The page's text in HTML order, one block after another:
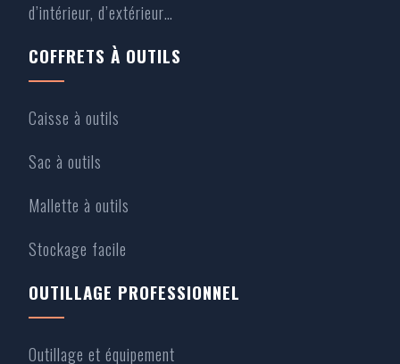
d’intérieur, d’extérieur…
COFFRETS À OUTILS
Caisse à outils
Sac à outils
Mallette à outils
Stockage facile
OUTILLAGE PROFESSIONNEL
Outillage et équipement